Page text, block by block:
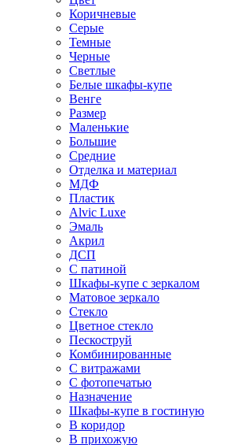
Коричневые
Серые
Темные
Черные
Светлые
Белые шкафы-купе
Венге
Размер
Маленькие
Большие
Средние
Отделка и материал
МДФ
Пластик
Alvic Luxe
Эмаль
Акрил
ДСП
С патиной
Шкафы-купе с зеркалом
Матовое зеркало
Стекло
Цветное стекло
Пескоструй
Комбинированные
С витражами
С фотопечатью
Назначение
Шкафы-купе в гостиную
В коридор
В прихожую